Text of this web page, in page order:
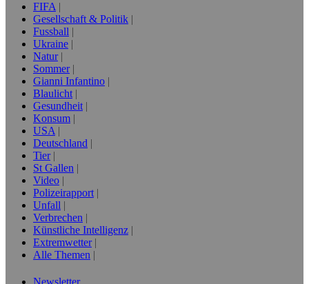
FIFA
Gesellschaft & Politik
Fussball
Ukraine
Natur
Sommer
Gianni Infantino
Blaulicht
Gesundheit
Konsum
USA
Deutschland
Tier
St Gallen
Video
Polizeirapport
Unfall
Verbrechen
Künstliche Intelligenz
Extremwetter
Alle Themen
Newsletter